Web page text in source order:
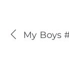
My Boys